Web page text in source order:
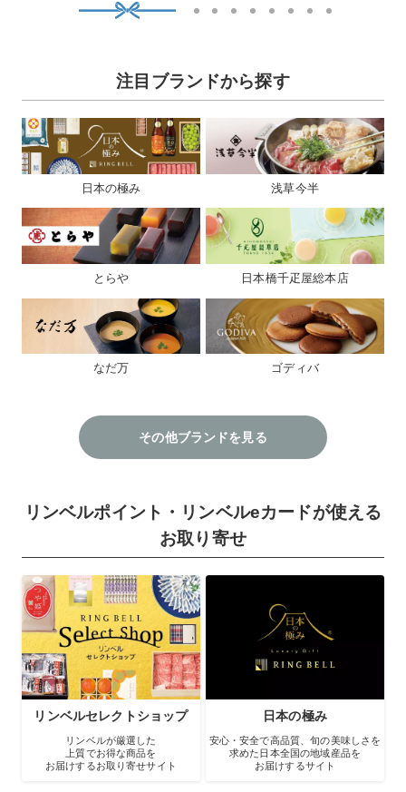
1 2 3 4 5 6 7 8
注目ブランドから探す
日本の極み 浅草今半
とらや 日本橋千疋屋総本店
なだ万 ゴディバ
その他ブランドを見る
リンベルポイント・リンベルeカードが使える
お取り寄せ
リンベルセレクトショップ
リンベルが厳選した
上質でお得な商品を
お届けするお取り寄せサイト
日本の極み
安心・安全で高品質、旬の美味しさを
求めた日本全国の地域産品を
お届けするサイト